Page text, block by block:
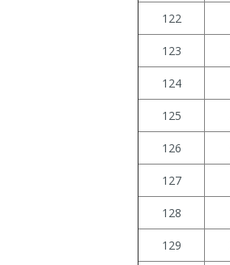
122
123
124
125
126
127
128
129